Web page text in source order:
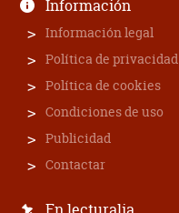
Información
Información legal
Política de privacidad
Política de cookies
Condiciones de uso
Publicidad
Contactar